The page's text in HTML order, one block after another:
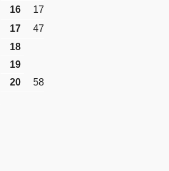
16
17
17
47
18
19
20
58